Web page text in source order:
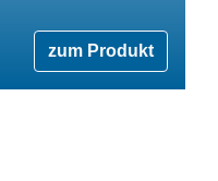
zum Produkt